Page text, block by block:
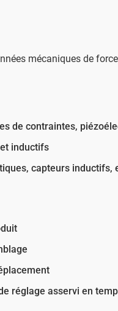
mécaniques de
de contraintes,
inductifs
capteurs inductifs,
réglage asservi en